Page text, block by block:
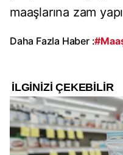
maaşlarına zam
Daha Fazla Haber :